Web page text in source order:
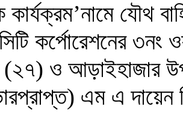
কার্যক্রম’নামে যৌথ
কর্পোরেশনের ৩নং
ও আড়াইহাজার
এম এ